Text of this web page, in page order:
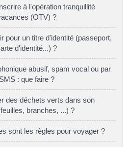
à l'opération tranquillité
(OTV) ?
pour un titre d'identité (passeport,
d'identité...) ?
abusif, spam vocal ou par
SMS : que faire ?
des déchets verts dans son
branches, ...) ?
sont les règles pour voyager ?